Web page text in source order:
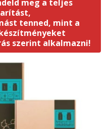
meg a teljes
tenned, mint a
szerint alkalmazni!